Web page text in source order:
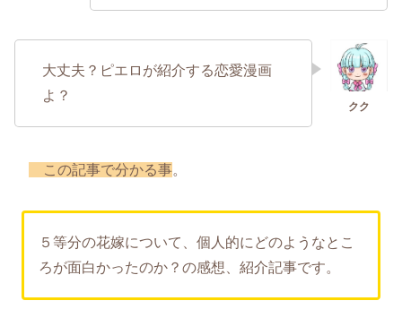
大丈夫？ピエロが紹介する恋愛漫画
よ？
この記事で分かる事。
５等分の花嫁について、個人的にどのようなとこ
ろが面白かったのか？の感想、紹介記事です。